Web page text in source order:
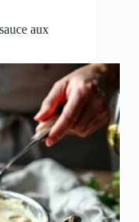
aux